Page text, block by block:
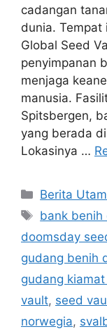
cadangan
dunia. Tempat
Global Seed
penyimpanan
menjaga
manusia.
Spitsbergen,
yang berada
Lokasinya …
C
a
e
g
o
r
Berita
T
s
bank benih
doomsday
gudang benih
gudang
vault, seed
norwegia,